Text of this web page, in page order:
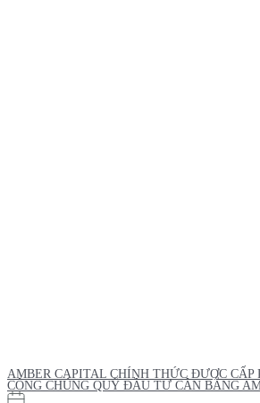
AMBER CAPITAL CHÍNH THỨC ĐƯỢC CẤP
CÔNG CHÚNG QUỸ ĐẦU TƯ CÂN BẰNG